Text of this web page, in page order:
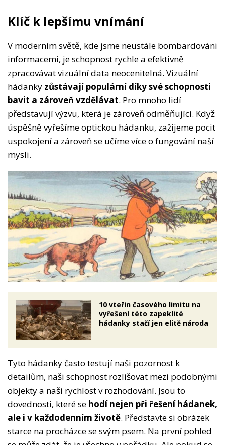
Klíč k lepšímu vnímání
V moderním světě, kde jsme neustále bombardováni
informacemi, je schopnost rychle a efektivně
zpracovávat vizuální data neocenitelná. Vizuální
hádanky zůstávají populární díky své schopnosti
bavit a zároveň vzdělávat. Pro mnoho lidí
představují výzvu, která je zároveň odměňující. Když
úspěšně vyřešíme optickou hádanku, zažijeme pocit
uspokojení a zároveň se učíme více o fungování naší
mysli.
10 vteřin časového limitu na
vyřešení této zapeklité
hádanky stačí jen elitě národa
Tyto hádanky často testují naši pozornost k
detailům, naši schopnost rozlišovat mezi podobnými
objekty a naši rychlost v rozhodování. Jsou to
dovednosti, které se hodí nejen při řešení hádanek,
ale i v každodenním životě. Představte si obrázek
starce na procházce se svým psem. Na první pohled